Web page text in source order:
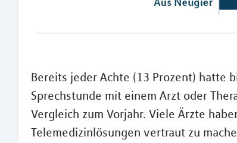
Bereits jeder Achte (13 Prozent) hatte
Sprechstunde mit einem Arzt oder
Vergleich zum Vorjahr. Viele Ärzte
Telemedizinlösungen vertraut zu